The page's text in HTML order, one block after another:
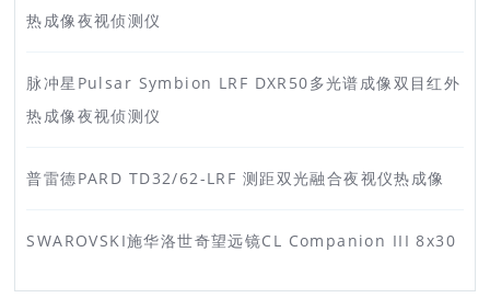
热成像夜视侦测仪
脉冲星Pulsar Symbion LRF DXR50多光谱成像双目红外
热成像夜视侦测仪
普雷德PARD TD32/62-LRF 测距双光融合夜视仪热成像
SWAROVSKI施华洛世奇望远镜CL Companion III 8x30